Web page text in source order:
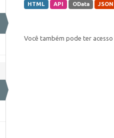
HTML API OData JSON
Você também pode ter